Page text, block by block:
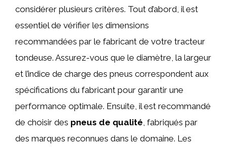
considérer plusieurs critères. Tout d’abord, il est
essentiel de vérifier les dimensions
recommandées par le fabricant de votre tracteur
tondeuse. Assurez-vous que le diamètre, la largeur
et l’indice de charge des pneus correspondent aux
spécifications du fabricant pour garantir une
performance optimale. Ensuite, il est recommandé
de choisir des pneus de qualité , fabriqués par
des marques reconnues dans le domaine. Les